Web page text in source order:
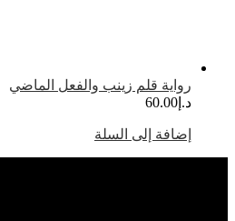
قلم زينب والفعل الماضي
إلى السلة